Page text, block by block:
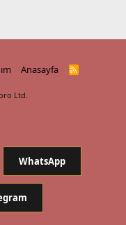
Anasayfa
R
Ltd.
WhatsApp